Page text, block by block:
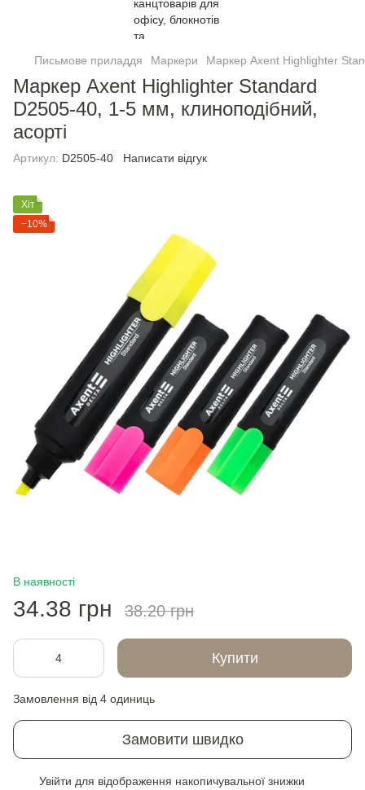
Письмове приладдя Маркери Маркер Axent Highlighter
Маркер Axent Highlighter Standard
D2505-40, 1-5 мм, клиноподібний,
асорті
Артикул: D2505-40 Написати відгук
Хіт
−10%
В наявності
34.38 грн 38.20 грн
Купити
Замовлення від 4 одиниць
Замовити швидко
Увійти для відображення накопичувальної знижки